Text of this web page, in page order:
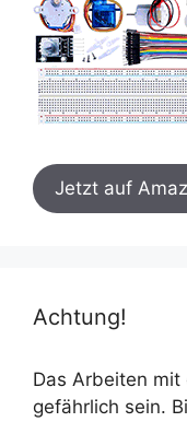
Jetzt auf
Achtung!
Das Arbeiten mit
gefährlich sein.